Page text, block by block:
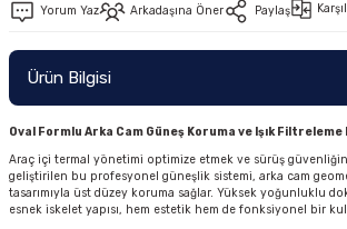
Yorum Yaz Arkadaşına Öner Paylaş
Ürün Bilgisi
Oval Formlu Arka Cam Güneş Koruma ve Işık Filtreleme
Araç içi termal yönetimi optimize etmek ve sürüş
geliştirilen bu profesyonel güneşlik sistemi, arka cam
tasarımıyla üst düzey koruma sağlar. Yüksek yoğunluklu
esnek iskelet yapısı, hem estetik hem de fonksiyonel bir